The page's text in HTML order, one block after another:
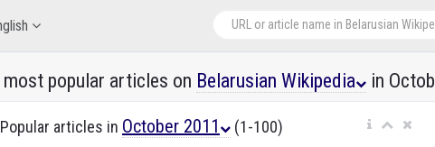
most popular articles on Belarusian Wikipedia in
Popular articles in October 2011 (1-100)